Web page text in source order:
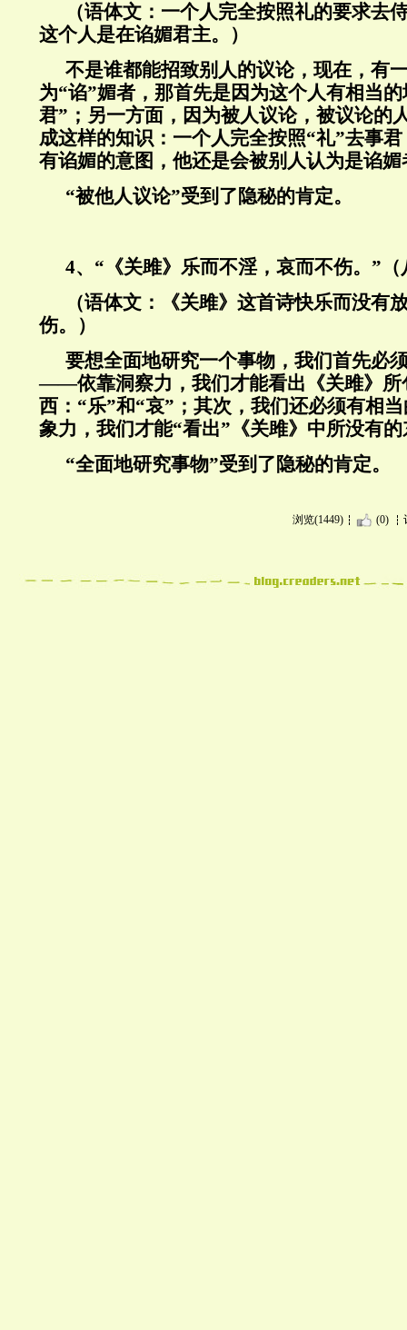
（语体文：一个人完全按照礼的要求去
这个人是在谄媚君主。）
不是谁都能招致别人的议论，现在，有
为“谄”媚者，那首先是因为这个人有相当
君”；另一方面，因为被人议论，被议论的
成这样的知识：一个人完全按照“礼”去事
有谄媚的意图，他还是会被别人认为是谄媚
“被他人议论”受到了隐秘的肯定。
4、“《关雎》乐而不淫，哀而不伤。”
（语体文：《关雎》这首诗快乐而没有
伤。）
要想全面地研究一个事物，我们首先必
——依靠洞察力，我们才能看出《关雎》所
西：“乐”和“哀”；其次，我们还必须有相
象力，我们才能“看出”《关雎》中所没有
“全面地研究事物”受到了隐秘的肯定。
浏览(1449) (0)